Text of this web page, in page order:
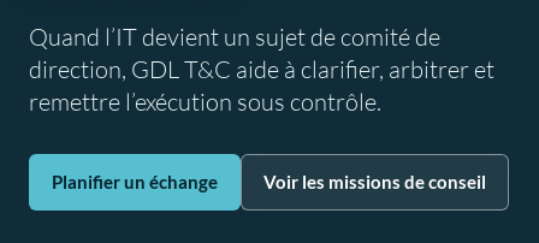
Quand l’IT devient un sujet de comité de
direction, GDL T&C aide à clarifier, arbitrer et
remettre l’exécution sous contrôle.
Planifier un échange Voir les missions de conseil